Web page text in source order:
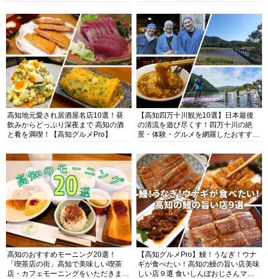
高知地元愛され居酒屋名店10選！昼
飲みからどっぷり深夜まで 高知の酒
と肴を満喫！【高知グルメPro】
【高知四万十川観光10選】日本最後
の清流を遊び尽くす！四万十川の絶
景・体験・グルメを網羅したおすすめ
高知のおすすめモーニング20選！
「喫茶店の街」高知で美味しい喫茶
店・カフェモーニングをいただきま
【高知グルメPro】鰻！うなぎ！ウナ
ギが食べたい！高知の鰻の旨い店美味
しい店９選 食いしんぼおじさんマッ